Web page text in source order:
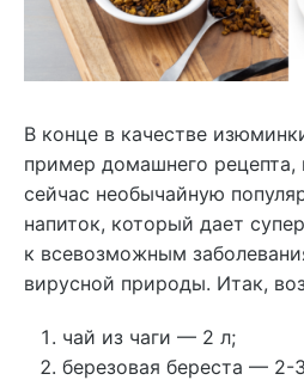
В конце в качестве
пример домашнего рецепта,
сейчас необычайную
напиток, который дает
к всевозможным
вирусной природы. Итак,
чай из чаги — 2 л;
березовая береста — 2-